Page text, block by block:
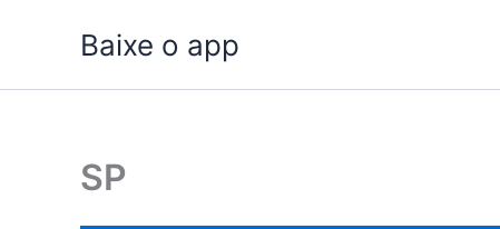
Baixe o app
SP